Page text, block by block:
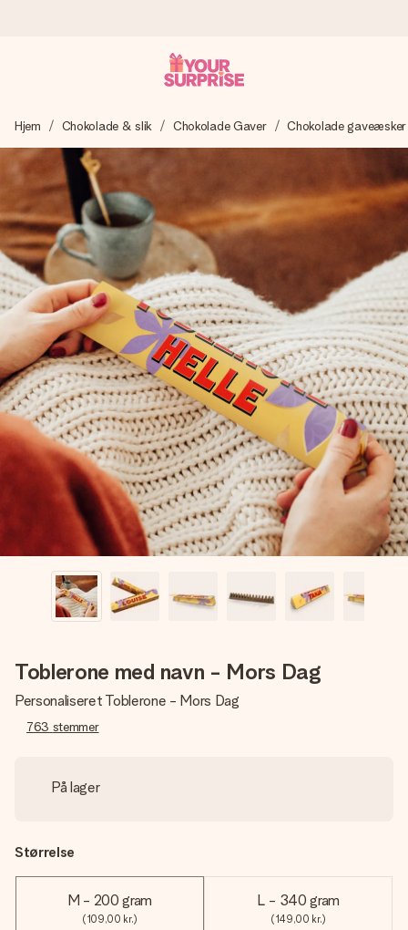
Vi laver din gave med omhu og sender den lynhurtigt – så
du kan give den på det helt rette tidspunkt, når den
betyder allermest.
4,7 (baseret på +15.000 anmeldelser)
Vores gaver inspirerer. Kunderne giver os 4,7 på Google
Reviews.
Gratis kort med hilsen
Lav noget særligt i blot få trin – med hendes navn, et
billede af dig eller en besked, der går lige i hendes hjerte.
Intet besvær men udelukkende en masse kærlighed i
øjeblikket.
Hjem Chokolade & slik Chokolade Gaver Chokolade gaveæsker
Toblerone med navn - Mors Dag
Personaliseret Toblerone - Mors Dag
763 stemmer
På lager
Størrelse
M - 200 gram
(109,00 kr.)
L - 340 gram
(149,00 kr.)